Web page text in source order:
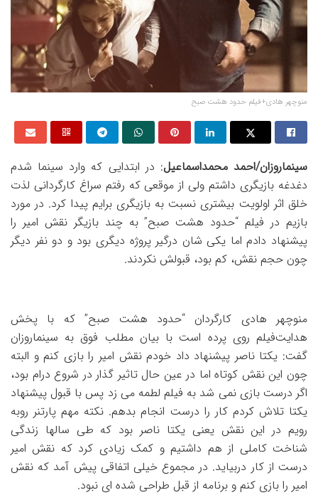
منوچهر هادی+فیلم حدود هشت صبح
سینماروزان/احمد محمداسماعیل: در ابتدایی که وارد سینما شدم
دغدغه بازیگری داشتم ولی از موقعی که رفتم سراغ کارگردانی لذت
خلق اثر اولویت بیشتری نسبت به بازیگری برایم پیدا کرد. در مورد
بازیم در فیلم “حدود هشت صبح” به چند بازیگر نقش امیر را
پیشنهاد دادم اما یکی شان درگیر پروژه دیگری بود و دو نفر دیگر
چون حجم نقش، کم بود، قبولش نکردند.
منوچهر هادی کارگردان “حدود هشت صبح” که با پخش
هدایت‌فیلم روی پرده است با بیان مطلب فوق به سینماروزان
گفت: یکتا ناصر پیشنهاد داد خودم نقش امیر را بازی کنم و البته
چون این نقش کوتاه اما در عین حال تاثیر گذار در شروع درام بود،
اگر درست بازی نمی شد به فیلم لطمه می زد پس با قبول پیشنهاد
یکتا تلاش کردم کار را درست انجام بدهم. نکته مهم پارتنر روبه
رویم در این نقش یعنی یکتا ناصر بود که طی سالها زندگی
شناخت کاملی از هم داشتیم و کمک زیادی کرد که نقش امیر
درست از کار دربیاید. در مجموع خیلی اتفاقی پیش آمد که نقش
امیر را بازی کنم و برنامه از قبل طراحی شده ای نبود.